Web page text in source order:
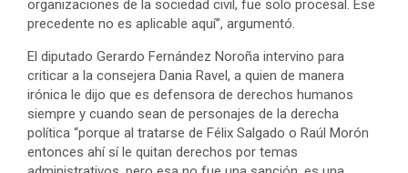
organizaciones de la sociedad civil, fue solo procesal. Ese
precedente no es aplicable aquí”, argumentó.
El diputado Gerardo Fernández Noroña intervino para
criticar a la consejera Dania Ravel, a quien de manera
irónica le dijo que es defensora de derechos humanos
siempre y cuando sean de personajes de la derecha
política “porque al tratarse de Félix Salgado o Raúl Morón
entonces ahí sí le quitan derechos por temas